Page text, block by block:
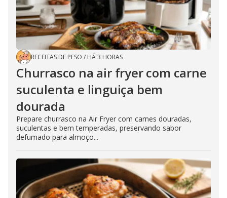
RECEITAS DE PESO / HÁ 3 HORAS
Churrasco na air fryer com carne
suculenta e linguiça bem
dourada
Prepare churrasco na Air Fryer com carnes douradas,
suculentas e bem temperadas, preservando sabor
defumado para almoço...